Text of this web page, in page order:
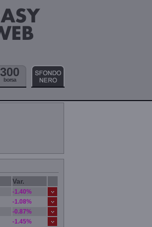
300
borsa
Var.
-1.40%
-1.08%
-0.87%
-1.45%